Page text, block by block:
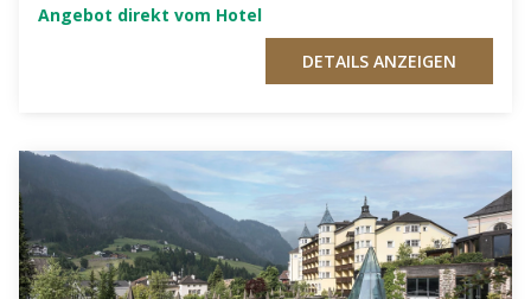
Angebot direkt vom Hotel
DETAILS ANZEIGEN